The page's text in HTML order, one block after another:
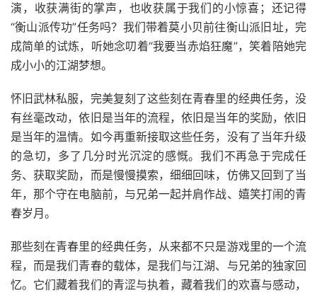
演，收获满街的掌声，也收获属于我们的小惊喜；还记得
“衡山派传功”任务吗？我们带着莫小贝前往衡山派旧址，完
成简单的试炼，听她念叨着“我要当赤焰狂魔”，笑着陪她完
成小小的江湖梦想。
怀旧武林私服，完美复刻了这些刻在青春里的经典任务，没
有丝毫改动，依旧是当年的流程，依旧是当年的奖励，依旧
是当年的温情。如今再重新接取这些任务，没有了当年升级
的急切，多了几分时光沉淀的感慨。我们不再急于完成任
务、获取奖励，而是慢慢摸索，细细回味，仿佛又回到了当
年，那个守在电脑前，与兄弟一起并肩作战、嬉笑打闹的青
春岁月。
那些刻在青春里的经典任务，从来都不只是游戏里的一个流
程，而是我们青春的载体，是我们与江湖、与兄弟的独家回
忆。它们藏着我们的青涩与执着，藏着我们的欢喜与感动，